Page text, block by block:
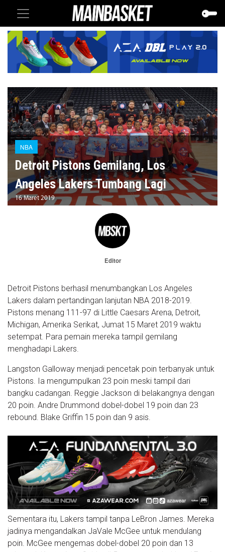
NBA
Detroit Pistons Gemilang, Los
Angeles Lakers Tumbang Lagi
16 Maret 2019
Editor
Detroit Pistons berhasil menumbangkan Los Angeles
Lakers dalam pertandingan lanjutan NBA 2018-2019.
Pistons menang 111-97 di Little Caesars Arena, Detroit,
Michigan, Amerika Serikat, Jumat 15 Maret 2019 waktu
setempat. Para pemain mereka tampil gemilang
menghadapi Lakers.
Langston Galloway menjadi pencetak poin terbanyak untuk
Pistons. Ia mengumpulkan 23 poin meski tampil dari
bangku cadangan. Reggie Jackson di belakangnya dengan
20 poin. Andre Drummond dobel-dobel 19 poin dan 23
rebound. Blake Griffin 15 poin dan 9 asis.
Sementara itu, Lakers tampil tanpa LeBron James. Mereka
jadinya mengandalkan JaVale McGee untuk mendulang
poin. McGee mengemas dobel-dobel 20 poin dan 13